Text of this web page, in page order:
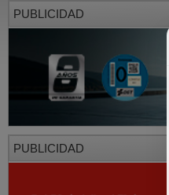
PUBLICIDAD
PUBLICIDAD